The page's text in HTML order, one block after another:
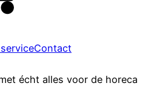
Contact
écht alles voor de horeca